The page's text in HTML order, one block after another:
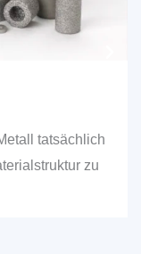
tatsächlich
zu